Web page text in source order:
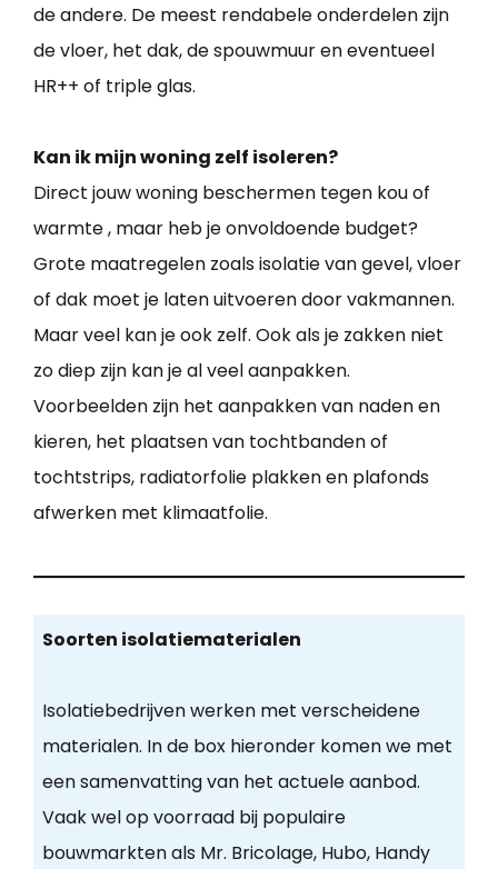
de andere. De meest rendabele onderdelen zijn
de vloer, het dak, de spouwmuur en eventueel
HR++ of triple glas.
Kan ik mijn woning zelf isoleren?
Direct jouw woning beschermen tegen kou of
warmte , maar heb je onvoldoende budget?
Grote maatregelen zoals isolatie van gevel, vloer
of dak moet je laten uitvoeren door vakmannen.
Maar veel kan je ook zelf. Ook als je zakken niet
zo diep zijn kan je al veel aanpakken.
Voorbeelden zijn het aanpakken van naden en
kieren, het plaatsen van tochtbanden of
tochtstrips, radiatorfolie plakken en plafonds
afwerken met klimaatfolie.
Soorten isolatiematerialen
Isolatiebedrijven werken met verscheidene
materialen. In de box hieronder komen we met
een samenvatting van het actuele aanbod.
Vaak wel op voorraad bij populaire
bouwmarkten als Mr. Bricolage, Hubo, Handy